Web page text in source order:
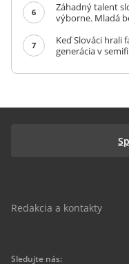
6
Záhadný talent
výborne. Mladá
7
Keď Slováci hrali
generácia v
Redakcia a kontakty
Sledujte nás: